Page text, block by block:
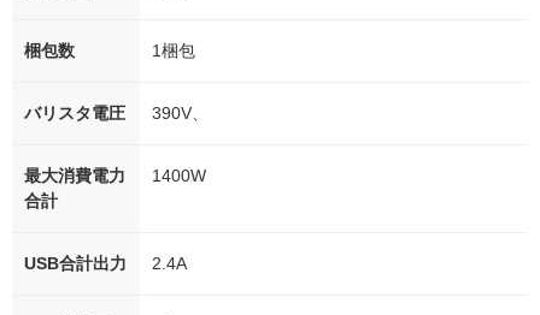
梱包数 1梱包
バリスタ電圧 390V、
最大消費電力
合計
1400W
USB合計出力 2.4A